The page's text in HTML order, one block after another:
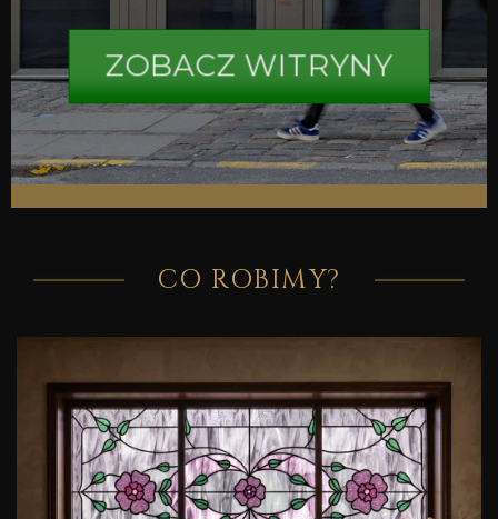
ZOBACZ WITRYNY
CO ROBIMY?